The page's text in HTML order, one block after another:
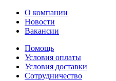
О компании
Новости
Вакансии
Помощь
Условия оплаты
Условия доставки
Сотрудничество